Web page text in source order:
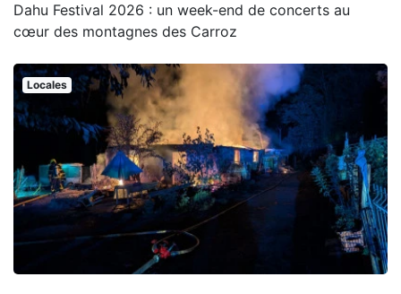
Dahu Festival 2026 : un week-end de concerts au
cœur des montagnes des Carroz
Locales